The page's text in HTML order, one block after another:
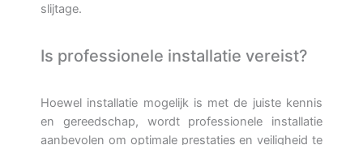
slijtage.
Is professionele installatie vereist?
Hoewel installatie mogelijk is met de juiste kennis
en gereedschap, wordt professionele installatie
aanbevolen om optimale prestaties en veiligheid te